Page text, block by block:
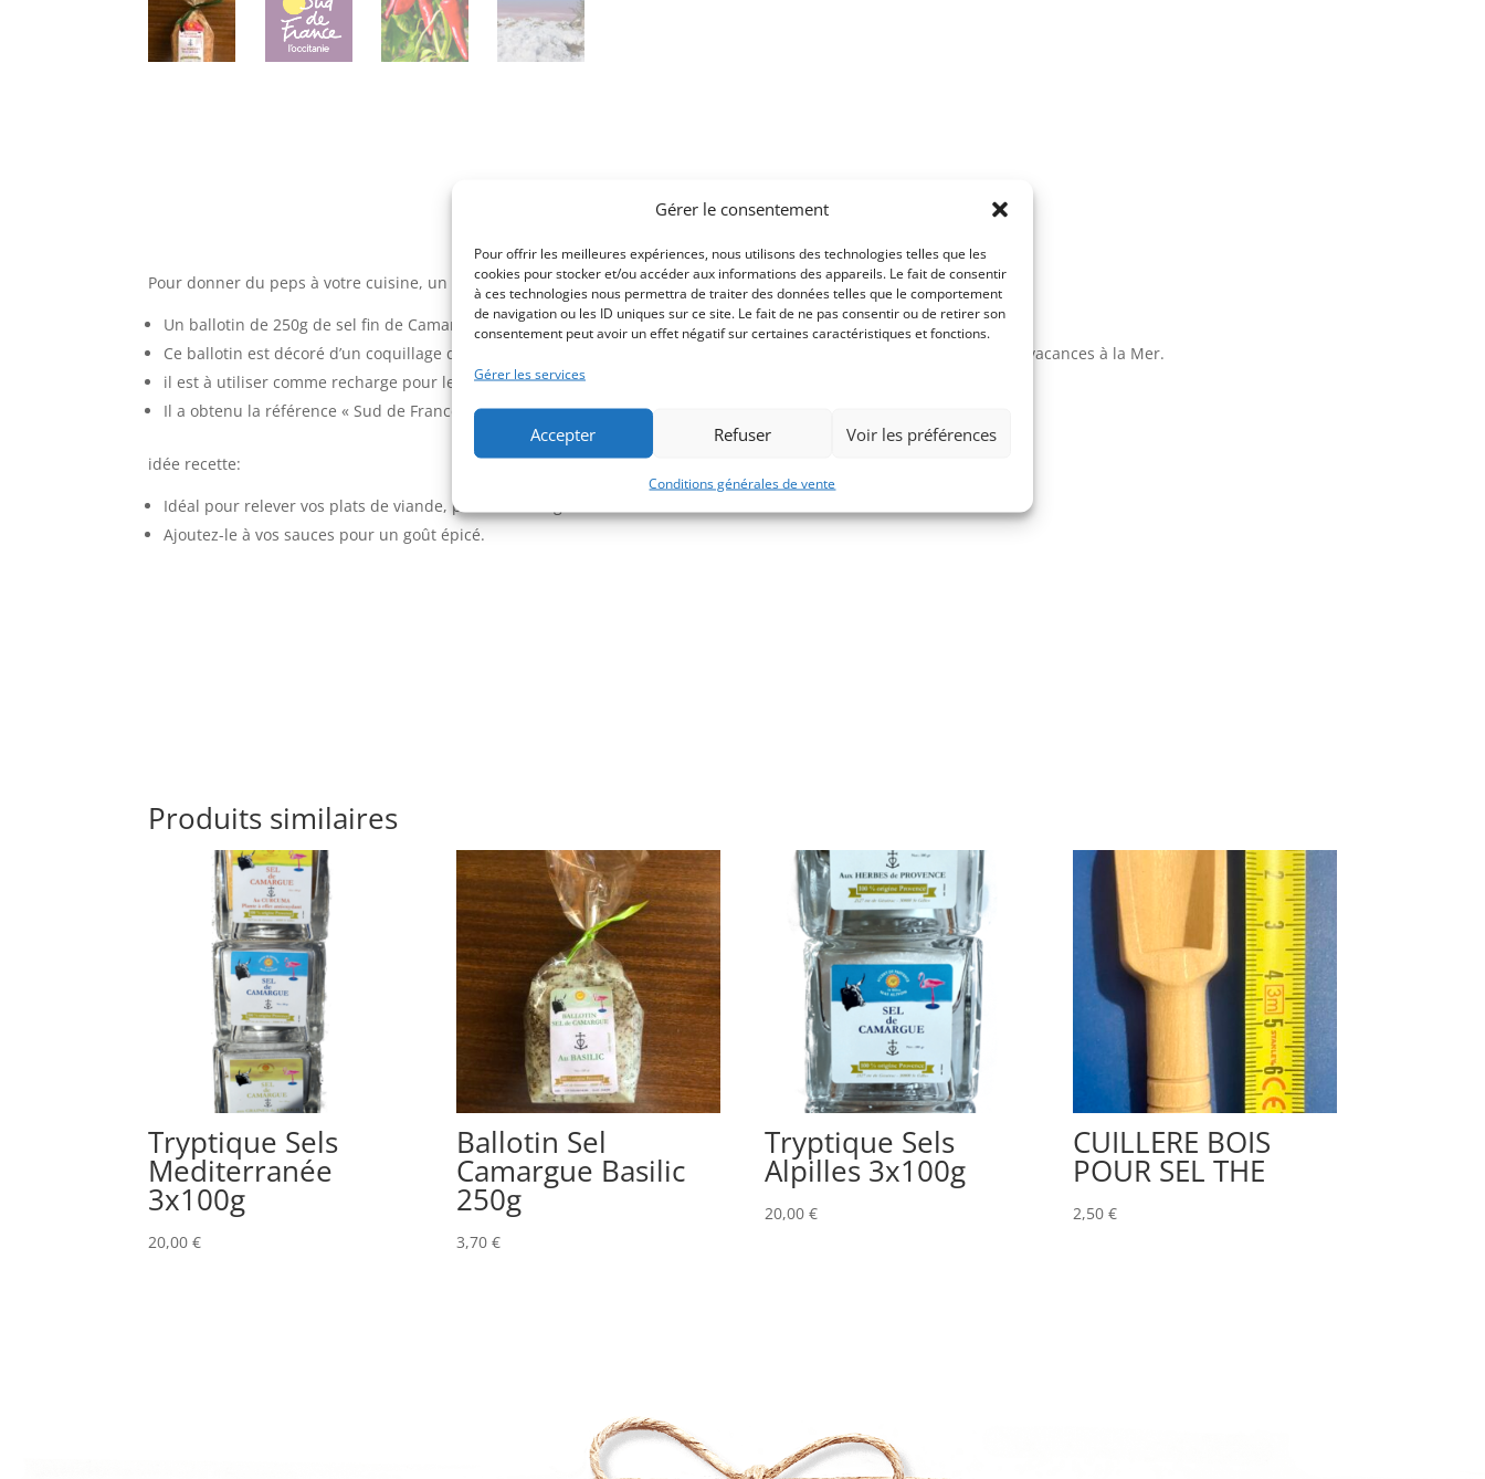
Gérer le consentement
Pour offrir les meilleures expériences, nous utilisons des technologies telles que les
cookies pour stocker et/ou accéder aux informations des appareils. Le fait de consentir
à ces technologies nous permettra de traiter des données telles que le comportement
de navigation ou les ID uniques sur ce site. Le fait de ne pas consentir ou de retirer son
consentement peut avoir un effet négatif sur certaines caractéristiques et fonctions.
Gérer les services
Accepter Refuser Voir les préférences
Conditions générales de vente
Pour donner du peps à votre cuisine, un peu de piments s doux et forts dans vos assaisonnements.
Un ballotin de 250g de sel fin de Camargue, aux deux piments doux et forts.
Ce ballotin est décoré d’un coquillage des plages de la Grande Motte ou de Palavas les flots, qui vous rappellera vos vacances à la Mer.
il est à utiliser comme recharge pour les pots ou directement.
Il a obtenu la référence « Sud de France, l’Occitanie »
idée recette:
Idéal pour relever vos plats de viande, poissons et légumes. ​
Ajoutez-le à vos sauces pour un goût épicé. ​
Produits similaires
Tryptique Sels
Mediterranée
3x100g
20,00€
Ballotin Sel
Camargue Basilic
250g
3,70€
Tryptique Sels
Alpilles 3x100g
20,00€
CUILLERE BOIS
POUR SEL THE
2,50€